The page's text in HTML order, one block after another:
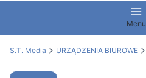
Menu
S.T. Media URZĄDZENIA BIUROWE